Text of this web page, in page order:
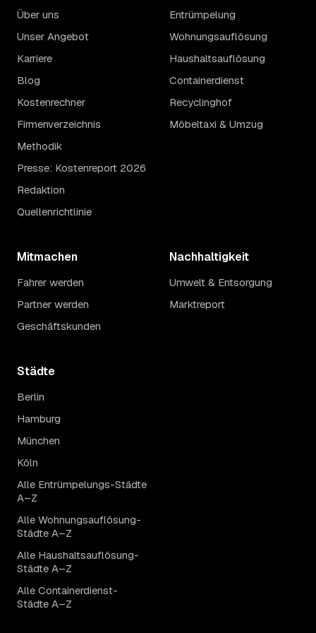
Über uns
Unser Angebot
Karriere
Blog
Kostenrechner
Firmenverzeichnis
Methodik
Presse: Kostenreport 2026
Redaktion
Quellenrichtlinie
Entrümpelung
Wohnungsauflösung
Haushaltsauflösung
Containerdienst
Recyclinghof
Möbeltaxi & Umzug
Mitmachen
Fahrer werden
Partner werden
Geschäftskunden
Nachhaltigkeit
Umwelt & Entsorgung
Marktreport
Städte
Berlin
Hamburg
München
Köln
Alle Entrümpelungs-Städte
A–Z
Alle Wohnungsauflösung-
Städte A–Z
Alle Haushaltsauflösung-
Städte A–Z
Alle Containerdienst-
Städte A–Z